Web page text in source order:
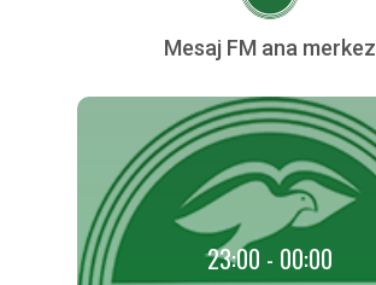
Mesaj FM ana merkez
23:00 - 00:00